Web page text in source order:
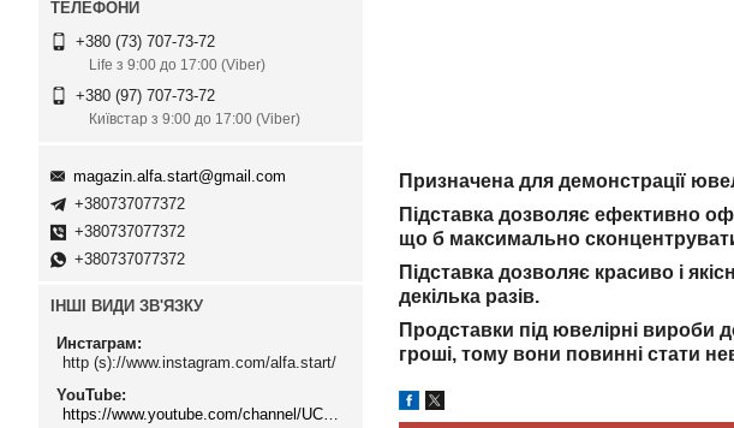
Призначена для демонстрації
Підставка дозволяє ефективно
що б максимально сконцентрувати
Підставка дозволяє красиво і
декілька разів.
Продставки під ювелірні вироби
гроші, тому вони повинні стати
+380 (73) 707-73-72
Life з 9:00 до 17:00 (Viber)
+380 (97) 707-73-72
Київстар з 9:00 до 17:00 (Viber)
magazin.alfa.start@gmail.com
+380737077372
+380737077372
+380737077372
ІНШІ ВИДИ ЗВ'ЯЗКУ
Инстаграм
http (s)://www.instagram.com/alfa.start/
YouTube